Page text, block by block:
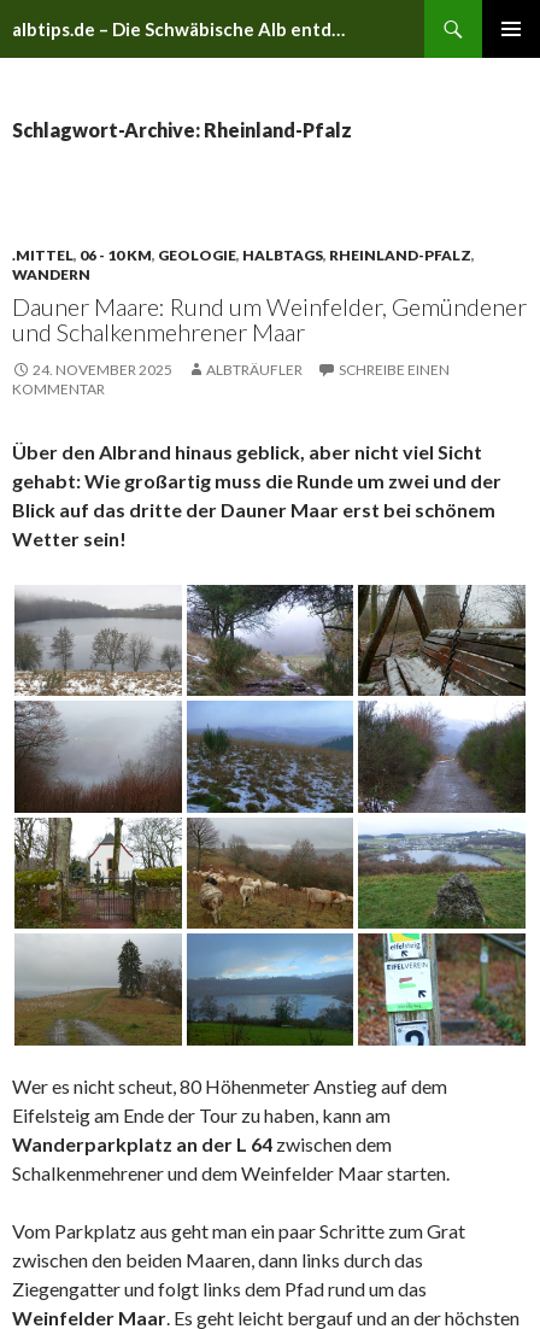
albtips.de – Die Schwäbische Alb entdecken
Schlagwort-Archive: Rheinland-Pfalz
.MITTEL, 06 - 10 KM, GEOLOGIE, HALBTAGS, RHEINLAND-PFALZ,
WANDERN
Dauner Maare: Rund um Weinfelder, Gemündener
und Schalkenmehrener Maar
24. NOVEMBER 2025 ALBTRÄUFLER
SCHREIBE EINEN
KOMMENTAR
Über den Albrand hinaus geblick, aber nicht viel Sicht
gehabt: Wie großartig muss die Runde um zwei und der
Blick auf das dritte der Dauner Maar erst bei schönem
Wetter sein!
Wer es nicht scheut, 80 Höhenmeter Anstieg auf dem
Eifelsteig am Ende der Tour zu haben, kann am
Wanderparkplatz an der L 64 zwischen dem
Schalkenmehrener und dem Weinfelder Maar starten.
Vom Parkplatz aus geht man ein paar Schritte zum Grat
zwischen den beiden Maaren, dann links durch das
Ziegengatter und folgt links dem Pfad rund um das
Weinfelder Maar . Es geht leicht bergauf und an der höchsten